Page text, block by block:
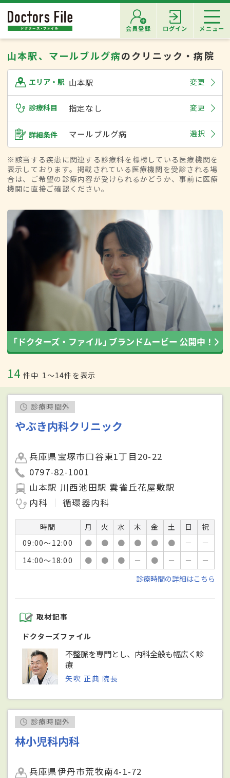
会員登録 ログイン メニュー
山本駅、マールブルグ病のクリニック・病院
エリア・駅 山本駅 変更
診療科目 指定なし 変更
詳細条件 マールブルグ病 選択
※該当する疾患に関連する診療科を標榜している医療機関を
表示しております。掲載されている医療機関を受診される場
合は、ご希望の診療内容が受けられるかどうか、事前に医療
機関に直接ご確認ください。
14 件中 1〜14件を表示
診療時間外
やぶき内科クリニック
兵庫県宝塚市口谷東1丁目20-22
0797-82-1001
山本駅 川西池田駅 雲雀丘花屋敷駅
内科
循環器内科
時間 月 火 水 木 金 土 日
祝
09:00～12:00
● ● ● ● ● ● －
－
14:00～18:00
● ● ● － ● － －
－
診療時間の詳細はこちら
取材記事
ドクターズファイル
不整脈を専門とし、内科全般も幅広く診
療
矢吹 正典 院長
診療時間外
林小児科内科
兵庫県伊丹市荒牧南4-1-72